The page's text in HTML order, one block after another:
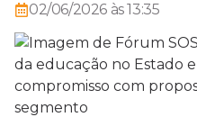
02/06/2026 às 13:35